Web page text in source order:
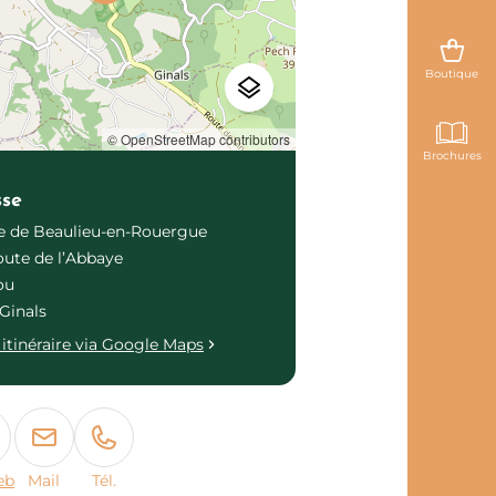
Boutique
Brochures
© OpenStreetMap contributors
de Beaulieu-en-Rouergue
de l’Abbaye
via Google Maps
Mail Tél.